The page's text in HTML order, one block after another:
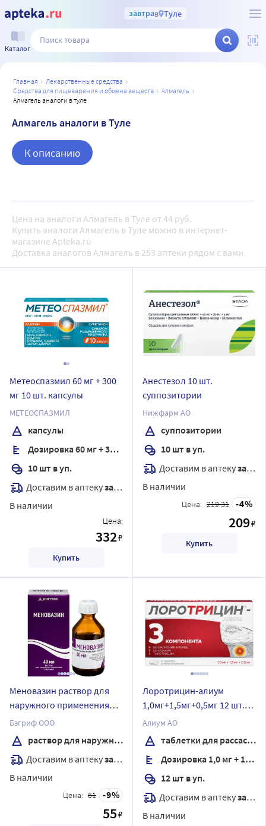
завтрав Туле
Каталог
главная
лекарственные средства
средства для пищеварения и обмена веществ
алмагель
алмагель аналоги в туле
Алмагель аналоги в Туле
К описанию
Цена на аналоги Алмагель в Туле от 44 руб.
Купить аналоги Алмагель в Туле можно в интернет-
магазине Apteka.ru
Доставка аналогов Алмагель в 253 аптеки рядом с вами
Метеоспазмил 60 мг + 300
мг 10 шт. капсулы
МЕТЕОСПАЗМИЛ
капсулы
Дозировка 60 мг + 300 мг
10 шт в уп.
Доставим в аптекузавтра
В наличии
Цена:
332₽
Купить
Анестезол 10 шт.
суппозитории
Нижфарм АО
суппозитории
10 шт в уп.
Доставим в аптекузавтра
В наличии
Цена: 219.31 4
209₽
Купить
Меновазин раствор для
наружного применения
спиртовой 40 мл флакон
Бэгриф ООО
раствор для наружного применения спиртовой
Доставим в аптекузавтра
В наличии
Цена: 61 9
55₽
Лоротрицин-алиум
1,0мг+1,5мг+0,5мг 12 шт.
таблетки для
рассасывания
Алиум АО
таблетки для рассасывания
Дозировка 1,0 мг + 1,5 мг + 0,5 мг
12 шт в уп.
Доставим в аптекузавтра
В наличии